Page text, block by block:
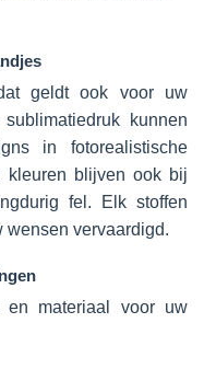
geldt ook voor uw
kunnen
in fotorealistische
kleuren blijven ook bij
fel. Elk stoffen
wensen vervaardigd.
en materiaal voor uw